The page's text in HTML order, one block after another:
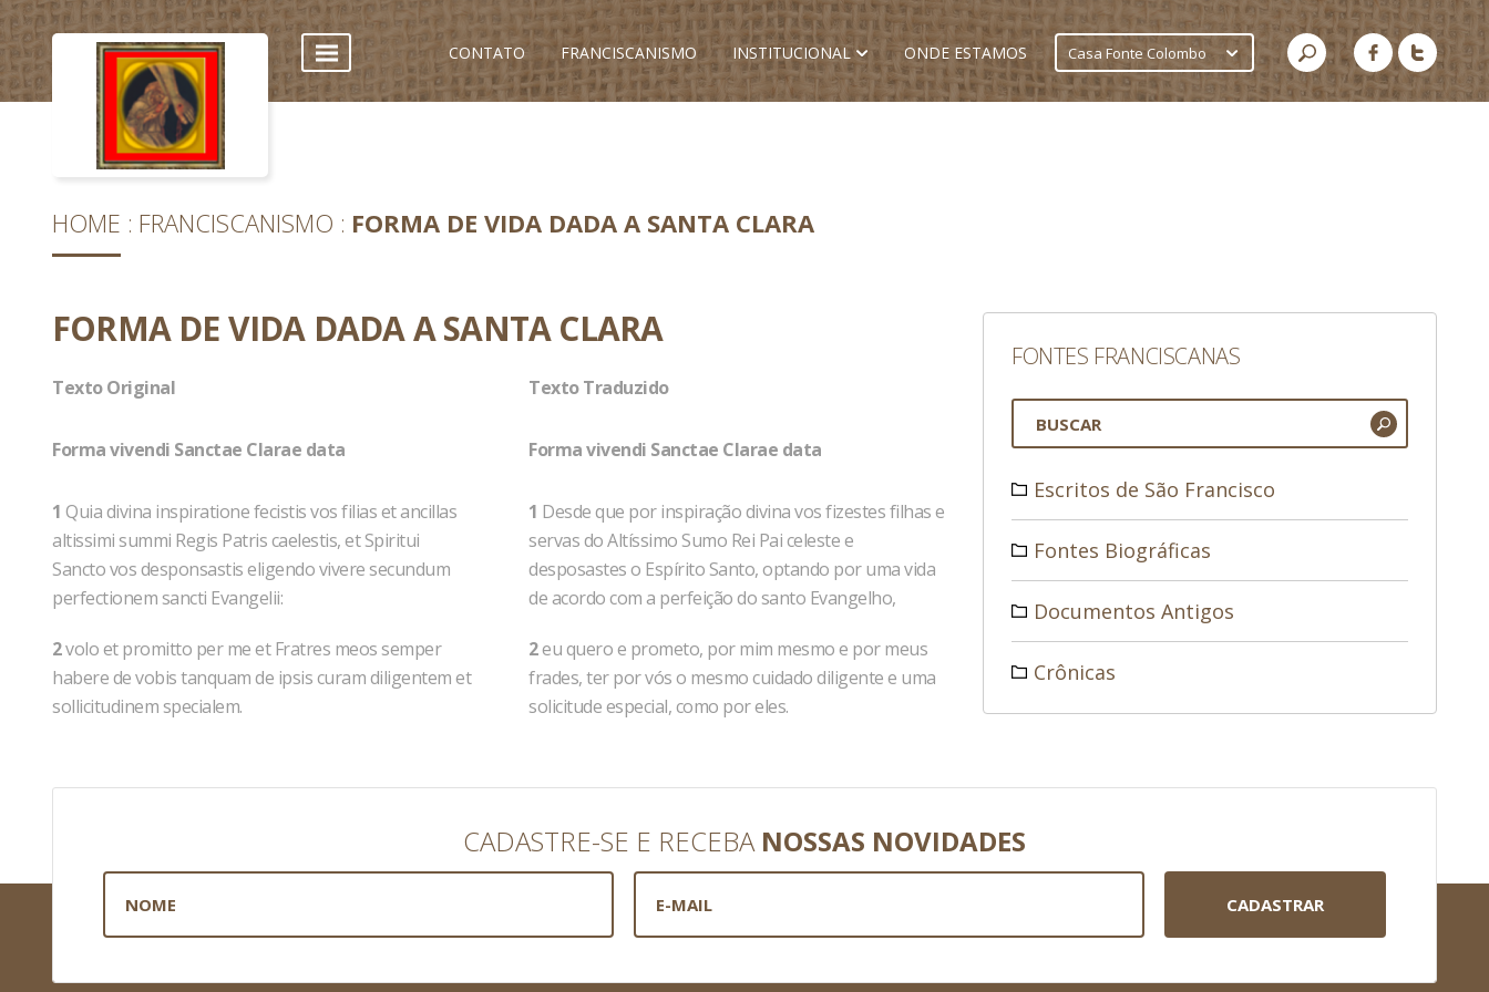
CONTATO FRANCISCANISMO INSTITUCIONAL ONDE ESTAMOS Casa Fonte Colombo
HOME FRANCISCANISMO FORMA DE VIDA DADA A SANTA CLARA
FORMA DE VIDA DADA A SANTA CLARA
Texto Original
Forma vivendi Sanctae Clarae data
1 Quia divina inspiratione fecistis vos filias et ancillas
altissimi summi Regis Patris caelestis, et Spiritui
Sancto vos desponsastis eligendo vivere secundum
perfectionem sancti Evangelii:
2volo et promitto per me et Fratres meos semper
habere de vobis tanquam de ipsis curam diligentem et
sollicitudinem specialem.
Texto Traduzido
Forma vivendi Sanctae Clarae data
1 Desde que por inspiração divina vos fizestes filhas e
servas do Altíssimo Sumo Rei Pai celeste e
desposastes o Espírito Santo, optando por uma vida
de acordo com a perfeição do santo Evangelho,
2eu quero e prometo, por mim mesmo e por meus
frades, ter por vós o mesmo cuidado diligente e uma
solicitude especial, como por eles.
FONTES FRANCISCANAS
Escritos de São Francisco
Fontes Biográficas
Documentos Antigos
Crônicas
CADASTRE-SE E RECEBA NOSSAS NOVIDADES
CADASTRAR